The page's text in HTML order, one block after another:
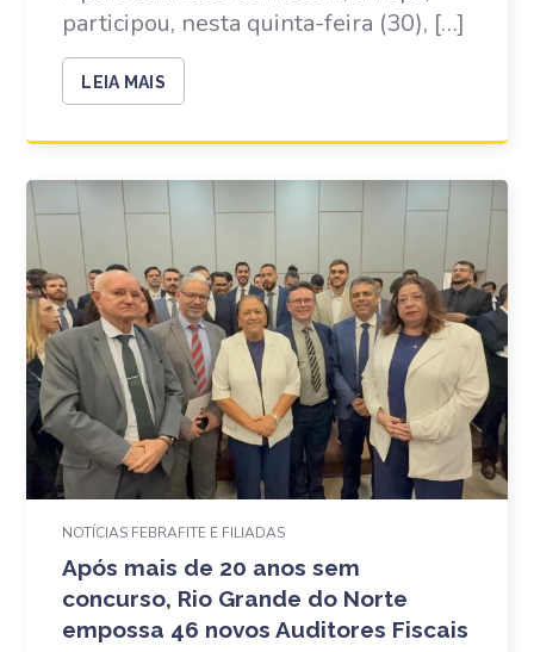
participou, nesta quinta-feira (30), […]
LEIA MAIS
NOTÍCIAS FEBRAFITE E FILIADAS
Após mais de 20 anos sem
concurso, Rio Grande do Norte
empossa 46 novos Auditores Fiscais